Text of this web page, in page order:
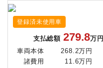
登録済未使用車
支払総額 279.8万円
車両本体
268.2万円
諸費用
11.6万円